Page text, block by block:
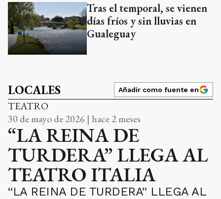
Tras el temporal, se vienen
días fríos y sin lluvias en
Gualeguay
LOCALES Añadir como fuente en
TEATRO
30 de mayo de 2026 | hace 2 meses
“LA REINA DE
TURDERA” LLEGA AL
TEATRO ITALIA
“LA REINA DE TURDERA” LLEGA AL